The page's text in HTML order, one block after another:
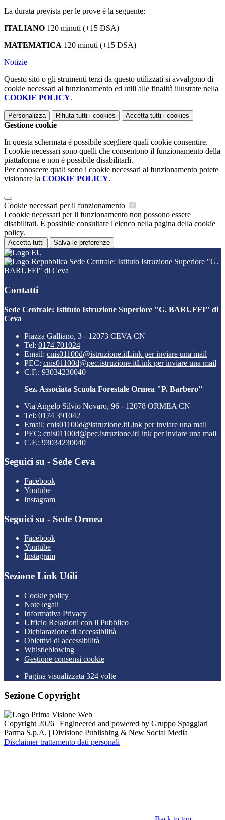
La durata prevista per le prove è la seguente:
ITALIANO 120 minuti (+15 DSA)
MATEMATICA 120 minuti (+15 DSA)
Notizie
Questo sito o gli strumenti terzi da questo utilizzati si avvalgono di
cookie necessari al funzionamento ed utili alle finalità illustrate nella
COOKIE POLICY.
Personalizza Rifiuta tutti i cookies Accetta tutti i cookies
Gestione cookie
In questa schermata è possibile scegliere quali cookie consentire.
I cookie necessari sono quelli che consentono il funzionamento della
piattaforma e non è possibile disabilitarli.
Per conoscere quali sono i cookie necessari al funzionamento potete
visionare la COOKIE POLICY.
Cookie necessari per il funzionamento
I cookie necessari per il funzionamento non possono essere
disabilitati. È possibile consultare l'elenco nella pagina della cookie
policy.
Accetta tutti Salva le preferenze
Sede Centrale: Istituto Istruzione Superiore "G.
BARUFFI" di Ceva
Contatti
Sede Centrale: Istituto Istruzione Superiore "G. BARUFFI" di
Ceva
Piazza Galliano, 3 - 12073 CEVA CN
Tel: 0174 701024
Email: cnis01100d@istruzione.itLink per inviare una mail
PEC: cnis01100d@pec.istruzione.itLink per inviare una mail
C.F.: 93034230040
Sez. Associata Scuola Forestale Ormea "P. Barbero"
Via Angelo Silvio Novaro, 96 - 12078 ORMEA CN
Tel: 0174 391042
Email: cnis01100d@istruzione.itLink per inviare una mail
PEC: cnis01100d@pec.istruzione.itLink per inviare una mail
C.F.: 93034230040
Seguici su - Sede Ceva
Facebook
Youtube
Instagram
Seguici su - Sede Ormea
Facebook
Youtube
Instagram
Sezione Link Utili
Cookie policy
Note legali
Informativa Privacy
Ufficio Relazioni con il Pubblico
Dichiarazione di accessibilità
Obiettivi di accessibilità
Whistleblowing
Gestione consensi cookie
Pagina visualizzata 324 volte
Sezione Copyright
Copyright 2026 | Engineered and powered by Gruppo Spaggiari
Parma S.p.A. | Divisione Publishing & New Social Media
Disclaimer trattamento dati personali